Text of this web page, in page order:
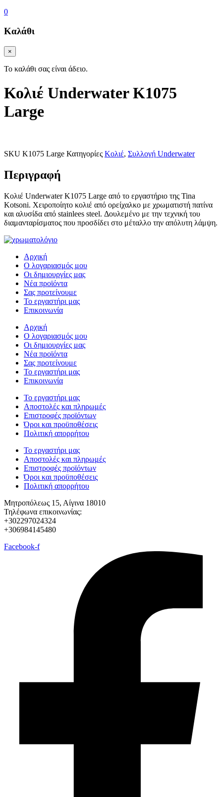
0
Καλάθι
×
Το καλάθι σας είναι άδειο.
Κολιέ Underwater K1075
Large
SKU K1075 Large Κατηγορίες Κολιέ, Συλλογή Underwater
Περιγραφή
Κολιέ Underwater K1075 Large από το εργαστήριο της Tina
Kotsoni. Χειροποίητο κολιέ από ορείχαλκο με χρωματιστή πατίνα
και αλυσίδα από stainlees steel. Δουλεμένο με την τεχνική του
διαμανταρίσματος που προσδίδει στο μέταλλο την απόλυτη λάμψη.
Αρχική
Ο λογαριασμός μου
Οι δημιουργίες μας
Νέα προϊόντα
Σας προτείνουμε
Το εργαστήρι μας
Επικοινωνία
Αρχική
Ο λογαριασμός μου
Οι δημιουργίες μας
Νέα προϊόντα
Σας προτείνουμε
Το εργαστήρι μας
Επικοινωνία
Το εργαστήρι μας
Αποστολές και πληρωμές
Επιστροφές προϊόντων
Όροι και προϋποθέσεις
Πολιτική απορρήτου
Το εργαστήρι μας
Αποστολές και πληρωμές
Επιστροφές προϊόντων
Όροι και προϋποθέσεις
Πολιτική απορρήτου
Μητροπόλεως 15, Αίγινα 18010
Τηλέφωνα επικοινωνίας:
+302297024324
+306984145480
Facebook-f